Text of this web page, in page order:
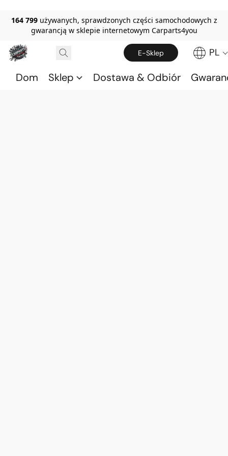
164 799 używanych, sprawdzonych części samochodowych z
gwarancją w sklepie internetowym Carparts4you
E-Sklep PL
Dom Sklep Dostawa & Odbiór